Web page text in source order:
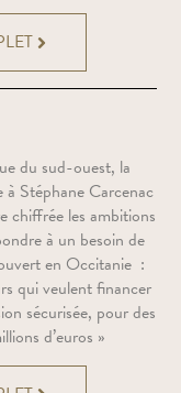
du sud-ouest, la
Stéphane Carcenac
chiffrée les ambitions
à un besoin de
en Occitanie :
qui veulent financer
sécurisée, pour des
d’euros »